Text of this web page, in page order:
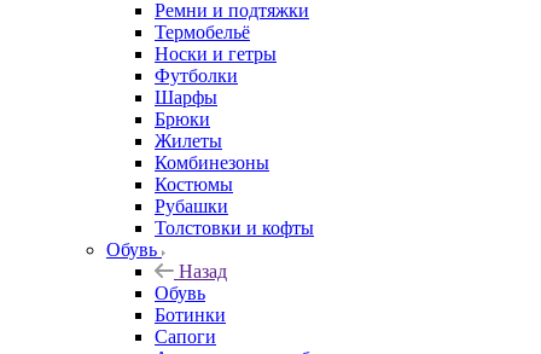
Ремни и подтяжки
Термобельё
Носки и гетры
Футболки
Шарфы
Брюки
Жилеты
Комбинезоны
Костюмы
Рубашки
Толстовки и кофты
Обувь
Назад
Обувь
Ботинки
Сапоги